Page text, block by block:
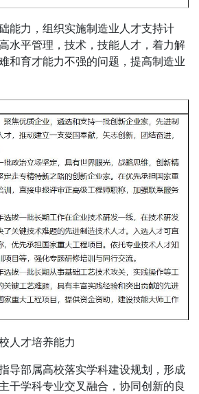
力，组织实施制造业人才支持计
水平管理，技术，技能人才，着力解
和育才能力不强的问题，提高制造业
才培养能力
部属高校落实学科建设规划，形成
干学科专业交叉融合，协同创新的良